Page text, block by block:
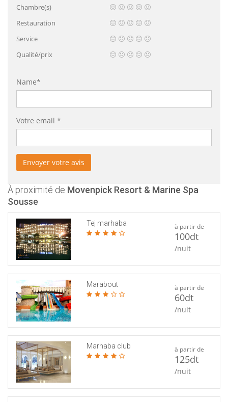
Chambre(s)
Restauration
Service
Qualité/prix
Name*
Votre email *
À proximité de Movenpick Resort & Marine Spa
Sousse
Tej marhaba à partir de
100dt
/nuit
Marabout à partir de
60dt
/nuit
Marhaba club à partir de
125dt
/nuit